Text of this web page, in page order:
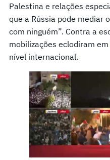
Palestina e relações
que a Rússia pode mediar
com ninguém”. Contra a
mobilizações eclodiram
nível internacional.